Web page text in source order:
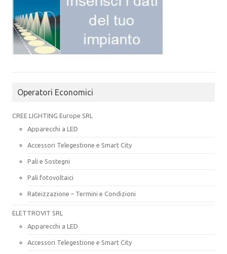
Operatori Economici
CREE LIGHTING Europe SRL
Apparecchi a LED
Accessori Telegestione e Smart City
Pali e Sostegni
Pali fotovoltaici
Rateizzazione – Termini e Condizioni
ELETTROVIT SRL
Apparecchi a LED
Accessori Telegestione e Smart City